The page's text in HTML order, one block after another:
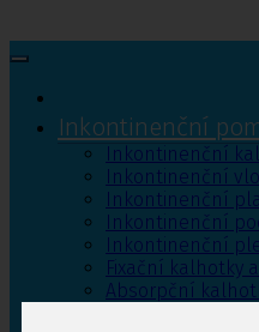
Inkontinenční
Inkontinenční
Inkontinenční
Inkontinenční
Inkontinenční
Inkontinenční
Fixační kalhotky
Absorpční